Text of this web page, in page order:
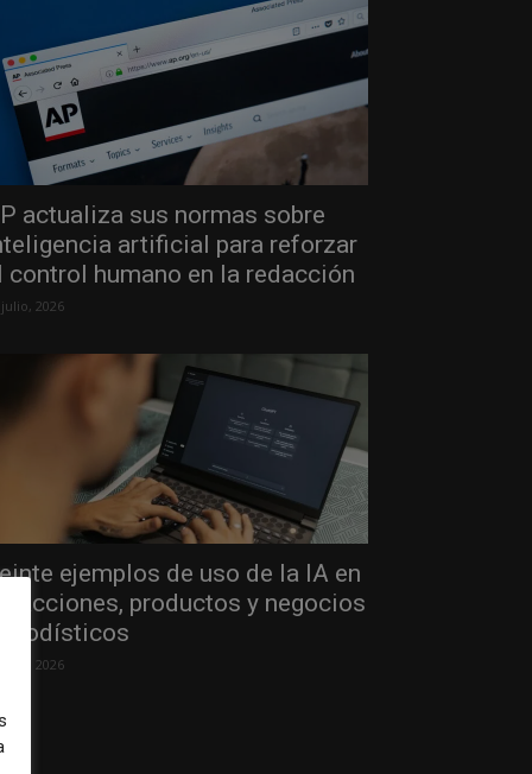
actualiza sus normas sobre
artificial para reforzar
control humano en la redacción
2026
ejemplos de uso de la IA en
productos y negocios
2026